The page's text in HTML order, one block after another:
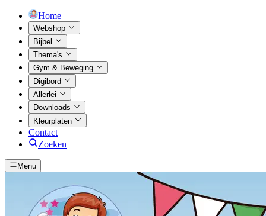
Home
Webshop
Bijbel
Thema's
Gym & Beweging
Digibord
Allerlei
Downloads
Kleurplaten
Contact
Zoeken
Menu